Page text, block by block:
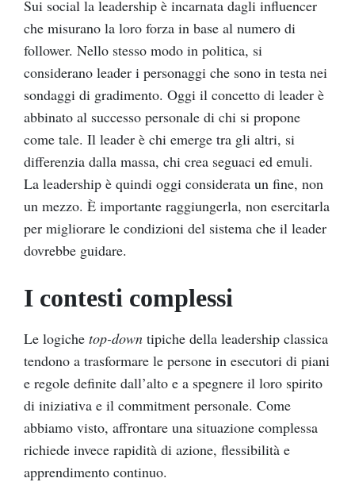
Sui social la leadership è incarnata dagli influencer
che misurano la loro forza in base al numero di
follower. Nello stesso modo in politica, si
considerano leader i personaggi che sono in testa nei
sondaggi di gradimento. Oggi il concetto di leader è
abbinato al successo personale di chi si propone
come tale. Il leader è chi emerge tra gli altri, si
differenzia dalla massa, chi crea seguaci ed emuli.
La leadership è quindi oggi considerata un fine, non
un mezzo. È importante raggiungerla, non esercitarla
per migliorare le condizioni del sistema che il leader
dovrebbe guidare.
I contesti complessi
Le logiche top-down tipiche della leadership classica
tendono a trasformare le persone in esecutori di piani
e regole definite dall’alto e a spegnere il loro spirito
di iniziativa e il commitment personale. Come
abbiamo visto, affrontare una situazione complessa
richiede invece rapidità di azione, flessibilità e
apprendimento continuo.